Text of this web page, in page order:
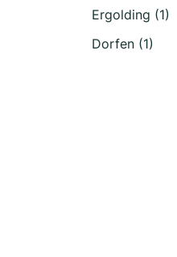
Ergolding (1)
Dorfen (1)